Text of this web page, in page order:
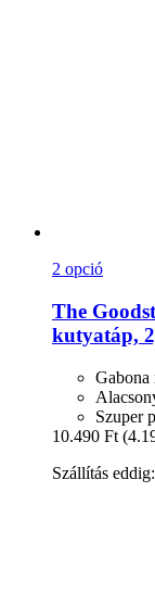
2 opció
The
kutyatáp,
Gabona
Szuper
10.490 Ft
Szállítás